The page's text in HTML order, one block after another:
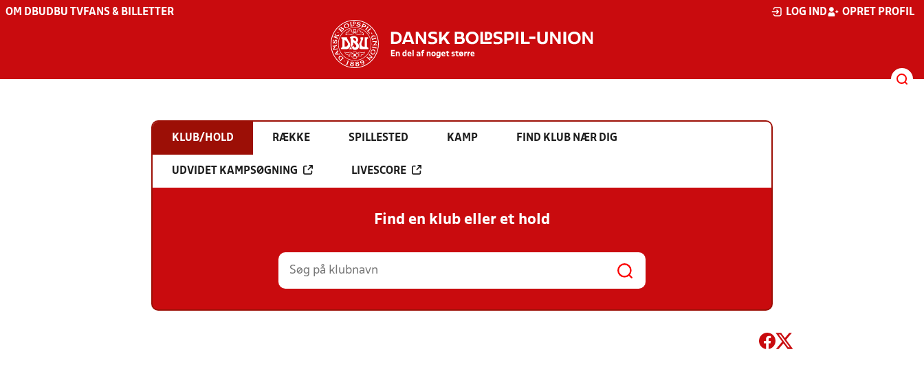
OM DBU DBU TV FANS & BILLETTER LOG IND OPRET PROFIL
KLUB/HOLD RÆKKE SPILLESTED KAMP FIND KLUB NÆR DIG
UDVIDET KAMPSØGNING LIVESCORE
Find en klub eller et hold